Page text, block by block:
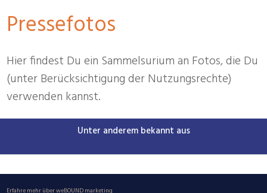
Pressefotos
Hier findest Du ein Sammelsurium an Fotos, die Du
(unter Berücksichtigung der Nutzungsrechte)
verwenden kannst.
Unter anderem bekannt aus
Erfahre mehr überweBOUND marketing